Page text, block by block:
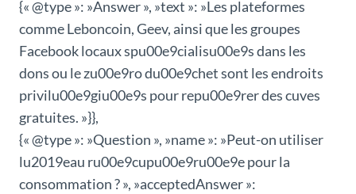
{« @type »: »Answer », »text »: »Les plateformes
comme Leboncoin, Geev, ainsi que les groupes
Facebook locaux spu00e9cialisu00e9s dans les
dons ou le zu00e9ro du00e9chet sont les endroits
privilu00e9giu00e9s pour repu00e9rer des cuves
gratuites. »}},
{« @type »: »Question », »name »: »Peut-on utiliser
lu2019eau ru00e9cupu00e9ru00e9e pour la
consommation ? », »acceptedAnswer »: